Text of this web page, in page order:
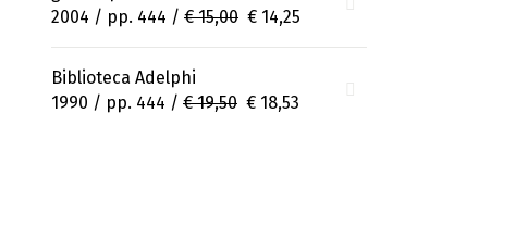
2004 / pp. 444 / € 15,00 € 14,25
Biblioteca Adelphi
1990 / pp. 444 / € 19,50 € 18,53